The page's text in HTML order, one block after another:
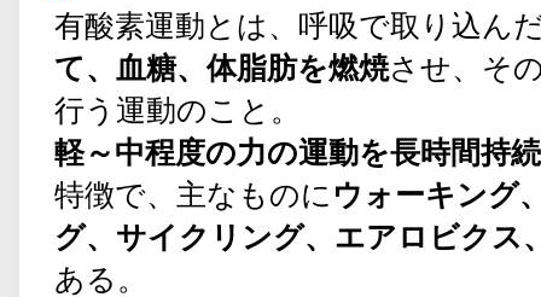
有酸素運動とは、呼吸で取り込ん
て、血糖、体脂肪を燃焼させ、そ
行う運動のこと。
軽～中程度の力の運動を長時間持続
特徴で、主なものに ウォーキング
グ、サイクリング、エアロビクス
ある。